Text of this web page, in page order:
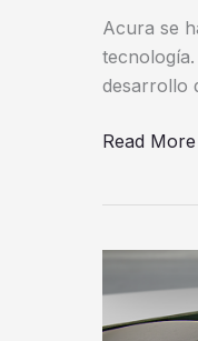
Acura se
desarrollo
Read
apuesta
por